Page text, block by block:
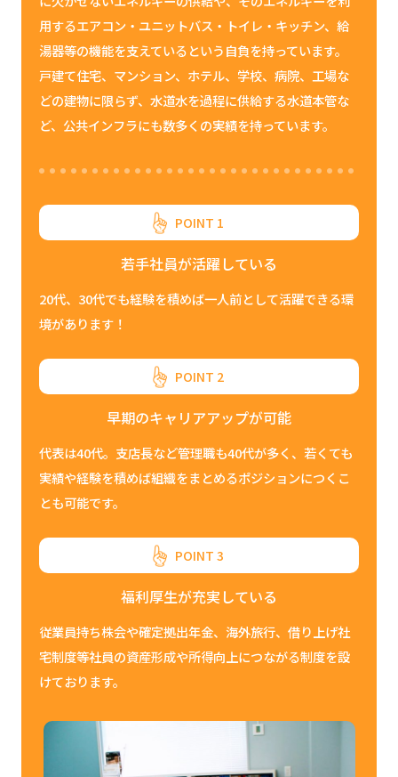
用するエアコン・ユニットバス・トイレ・キッチン、給
湯器等の機能を支えているという自負を持っています。
戸建て住宅、マンション、ホテル、学校、病院、工場な
どの建物に限らず、水道水を過程に供給する水道本管な
ど、公共インフラにも数多くの実績を持っています。
POINT 1
若手社員が活躍している
20代、30代でも経験を積めば一人前として活躍できる環
境があります！
POINT 2
早期のキャリアアップが可能
代表は40代。支店長など管理職も40代が多く、若くても
実績や経験を積めば組織をまとめるポジションにつくこ
とも可能です。
POINT 3
福利厚生が充実している
従業員持ち株会や確定拠出年金、海外旅行、借り上げ社
宅制度等社員の資産形成や所得向上につながる制度を設
けております。